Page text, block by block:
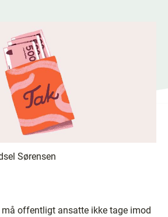
Sørensen
offentligt ansatte ikke tage imod